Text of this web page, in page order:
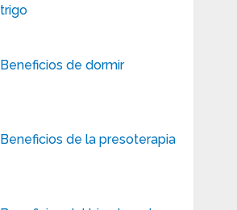
trigo
Beneficios de dormir
Beneficios de la presoterapia